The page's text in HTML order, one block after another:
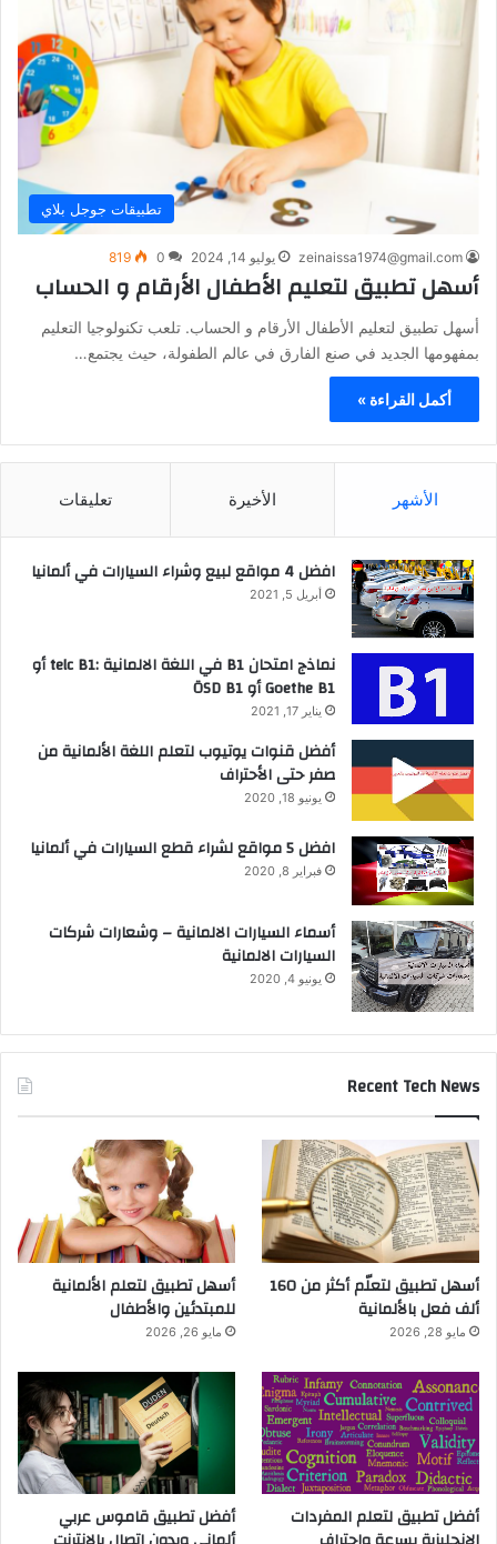
تطبيقات جوجل بلاي
zeinaissa1974@gmail.com يوليو 14, 2024 0
819
أسهل تطبيق لتعليم الأطفال الأرقام و الحساب
أسهل تطبيق لتعليم الأطفال الأرقام و الحساب. تلعب تكنولوجيا التعليم
بمفهومها الجديد في صنع الفارق في عالم الطفولة، حيث يجتمع…
أكمل القراءة »
الأشهر الأخيرة تعليقات
افضل 4 مواقع لبيع وشراء السيارات في ألمانيا
أبريل 5, 2021
نماذج امتحان B1 في اللغة الالمانية :telc B1 أو
Goethe B1 أو ÖSD B1
يناير 17, 2021
أفضل قنوات يوتيوب لتعلم اللغة الألمانية من
صفر حتى الأحتراف
يونيو 18, 2020
افضل 5 مواقع لشراء قطع السيارات في ألمانيا
فبراير 8, 2020
أسماء السيارات الالمانية – وشعارات شركات
السيارات الالمانية
يونيو 4, 2020
Recent Tech News
أسهل تطبيق لتعلّم أكثر من 160
ألف فعل بالألمانية
مايو 28, 2026
أسهل تطبيق لتعلم الألمانية
للمبتدئين والأطفال
مايو 26, 2026
أفضل تطبيق لتعلم المفردات
أفضل تطبيق قاموس عربي